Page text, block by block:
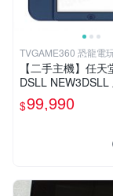
TVGAME360 恐龍電玩
中店
【二手主機】任天
DSLL NEW3DSLL
機 日文版 金屬藍
裸裝【台中恐龍電
$99,990